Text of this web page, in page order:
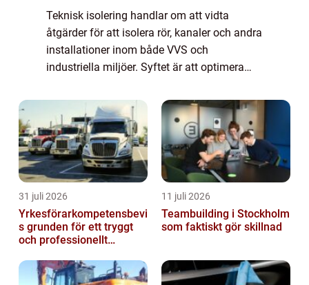
Teknisk isolering handlar om att vidta
åtgärder för att isolera rör, kanaler och andra
installationer inom både VVS och
industriella miljöer. Syftet är att optimera
31 juli 2026
Yrkesförarkompetensbevi
s grunden för ett tryggt
och professionellt
11 juli 2026
Teambuilding i Stockholm
som faktiskt gör skillnad